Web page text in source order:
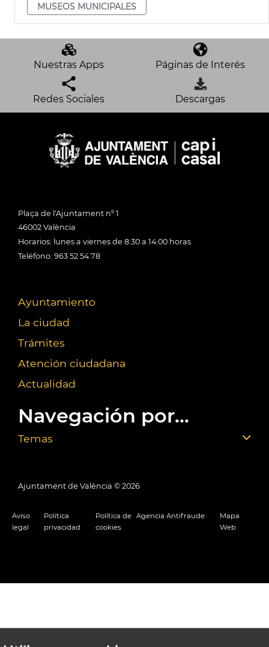
MUSEOS MUNICIPALES
Nuestras Apps Páginas de Interés
Redes Sociales Descargas
Plaça de l'Ajuntament nº 1
46002 València
Horarios: lunes a viernes de 8:30 a 14:00 horas
Teléfono: 963 52 54 78
Ayuntamiento
La ciudad
Trámites
Atención ciudadana
Actualidad
Navegación por...
Temas
Ajuntament de València © 2026
Aviso
legal
Política
privacidad
Política de
cookies
Agencia Antifraude
Mapa
Web